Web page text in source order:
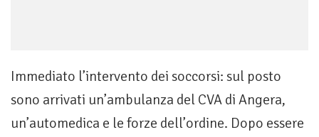
Immediato l’intervento dei soccorsi: sul posto
sono arrivati un’ambulanza del CVA di Angera,
un’automedica e le forze dell’ordine. Dopo essere